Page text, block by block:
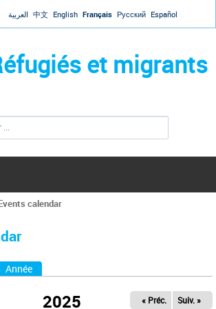
Jump to navigationالعربية 中文 English Français Русский Español
et migrants
calendar
Année
2025 « Préc. Suiv. »